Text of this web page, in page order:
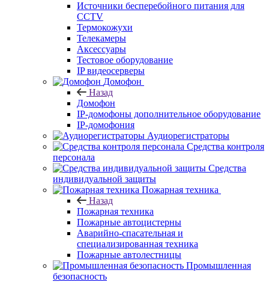
Источники бесперебойного питания для
CCTV
Термокожухи
Телекамеры
Аксессуары
Тестовое оборудование
IP видеосерверы
Домофон
Назад
Домофон
IP-домофоны дополнительное оборудование
IP-домофония
Аудиорегистраторы
Средства контроля
персонала
Средства
индивидуальной защиты
Пожарная техника
Назад
Пожарная техника
Пожарные автоцистерны
Аварийно-спасательная и
специализированная техника
Пожарные автолестницы
Промышленная
безопасность